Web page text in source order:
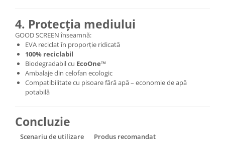
4. Protecția mediului
GOOD SCREEN înseamnă:
EVA reciclat în proporție ridicată
100% reciclabil
Biodegradabil cu EcoOne™
Ambalaje din celofan ecologic
Compatibilitate cu pisoare fără apă – economie de apă
potabilă
Concluzie
Scenariu de utilizare
Produs recomandat